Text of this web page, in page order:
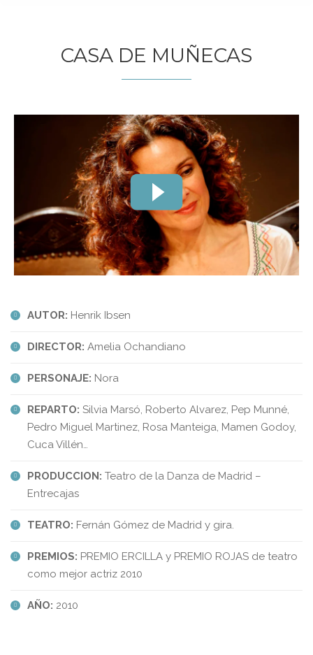
CASA DE MUÑECAS
AUTOR: Henrik Ibsen
DIRECTOR: Amelia Ochandiano
PERSONAJE: Nora
REPARTO: Silvia Marsó, Roberto Alvarez, Pep Munné,
Pedro Miguel Martinez, Rosa Manteiga, Mamen Godoy,
Cuca Villén…
PRODUCCION: Teatro de la Danza de Madrid –
Entrecajas
TEATRO: Fernán Gómez de Madrid y gira.
PREMIOS: PREMIO ERCILLA y PREMIO ROJAS de teatro
como mejor actriz 2010
AÑO: 2010